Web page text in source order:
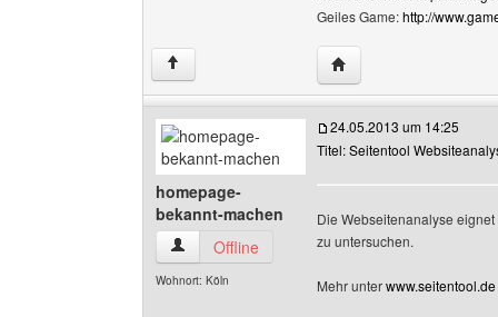
Geiles Game:http://
↑ Website dieses
homepage-
bekannt-machen
homepage-bekannt-machen Benutzer-Profile
Offline
Wohnort: Köln
24.05.2013 um 14:25
Titel: Seitentool
Die Webseitenanalyse
zu untersuchen.
Mehr unterwww.seitentool.de